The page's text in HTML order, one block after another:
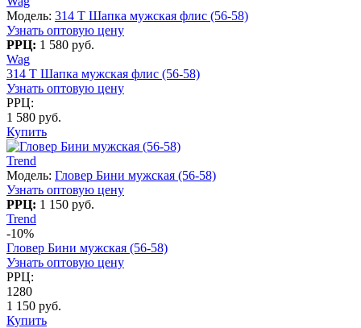
Модель: 314 T Шапка мужская флис (56-58)
Узнать оптовую цену
РРЦ: 1 580 руб.
Wag
314 T Шапка мужская флис (56-58)
Узнать оптовую цену
РРЦ:
1 580 руб.
Купить
Trend
Модель: Гловер Бини мужская (56-58)
Узнать оптовую цену
РРЦ: 1 150 руб.
Trend
-10%
Гловер Бини мужская (56-58)
Узнать оптовую цену
РРЦ:
1280
1 150 руб.
Купить